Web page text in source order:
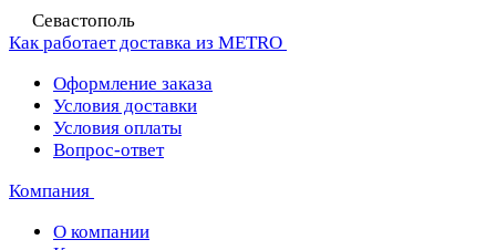
Севастополь
Как работает доставка из METRO
Оформление заказа
Условия доставки
Условия оплаты
Вопрос-ответ
Компания
О компании